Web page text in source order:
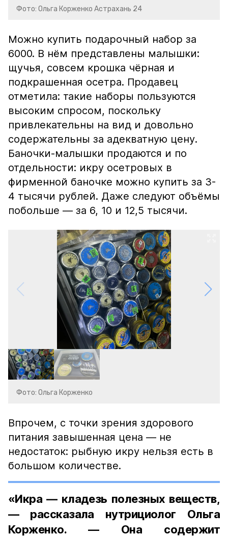
Фото: Ольга Корженко Астрахань 24
Можно купить подарочный набор за
6000. В нём представлены малышки:
щучья, совсем крошка чёрная и
подкрашенная осетра. Продавец
отметила: такие наборы пользуются
высоким спросом, поскольку
привлекательны на вид и довольно
содержательны за адекватную цену.
Баночки-малышки продаются и по
отдельности: икру осетровых в
фирменной баночке можно купить за 3-
4 тысячи рублей. Даже следуют объёмы
побольше — за 6, 10 и 12,5 тысячи.
Фото: Ольга Корженко
Впрочем, с точки зрения здорового
питания завышенная цена — не
недостаток: рыбную икру нельзя есть в
большом количестве.
«Икра — кладезь полезных веществ,
— рассказала нутрициолог Ольга
Корженко. — Она содержит